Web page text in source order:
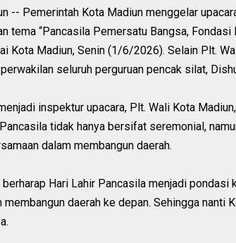
-- Pemerintah Kota Madiun menggelar
tema “Pancasila Pemersatu Bangsa,
Kota Madiun, Senin (1/6/2026). Selain Plt.
seluruh perguruan pencak silat,
inspektur upacara, Plt. Wali Kota
tidak hanya bersifat seremonial,
dalam membangun daerah.
berharap Hari Lahir Pancasila menjadi
membangun daerah ke depan. Sehingga nanti